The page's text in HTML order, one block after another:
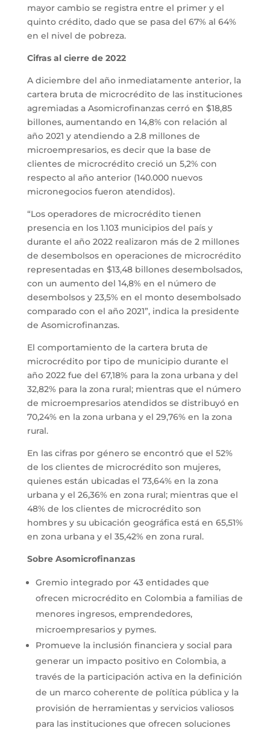
mayor cambio se registra entre el primer y el
quinto crédito, dado que se pasa del 67% al 64%
en el nivel de pobreza​.
Cifras al cierre de 2022
A diciembre del año inmediatamente anterior, la
cartera bruta de microcrédito de las instituciones
agremiadas a Asomicrofinanzas cerró en $18,85
billones, aumentando en 14,8% con relación al
año 2021 y atendiendo a 2.8 millones de
microempresarios, es decir que la base de
clientes de microcrédito creció un 5,2% con
respecto al año anterior (140.000 nuevos
micronegocios fueron atendidos).
“Los operadores de microcrédito tienen
presencia en los 1.103 municipios del país y
durante el año 2022 realizaron más de 2 millones
de desembolsos en operaciones de microcrédito
representadas en $13,48 billones desembolsados,
con un aumento del 14,8% en el número de
desembolsos y 23,5% en el monto desembolsado
comparado con el año 2021”, indica la presidente
de Asomicrofinanzas.
El comportamiento de la cartera bruta de
microcrédito por tipo de municipio durante el
año 2022 fue del 67,18% para la zona urbana y del
32,82% para la zona rural; mientras que el número
de microempresarios atendidos se distribuyó en
70,24% en la zona urbana y el 29,76% en la zona
rural.
En las cifras por género se encontró que el 52%
de los clientes de microcrédito son mujeres,
quienes están ubicadas el 73,64% en la zona
urbana y el 26,36% en zona rural; mientras que el
48% de los clientes de microcrédito son
hombres y su ubicación geográfica está en 65,51%
en zona urbana y el 35,42% en zona rural.
Sobre Asomicrofinanzas
Gremio integrado por 43 entidades que
ofrecen microcrédito en Colombia a familias de
menores ingresos, emprendedores,
microempresarios y pymes.
Promueve la inclusión financiera y social para
generar un impacto positivo en Colombia, a
través de la participación activa en la definición
de un marco coherente de política pública y la
provisión de herramientas y servicios valiosos
para las instituciones que ofrecen soluciones